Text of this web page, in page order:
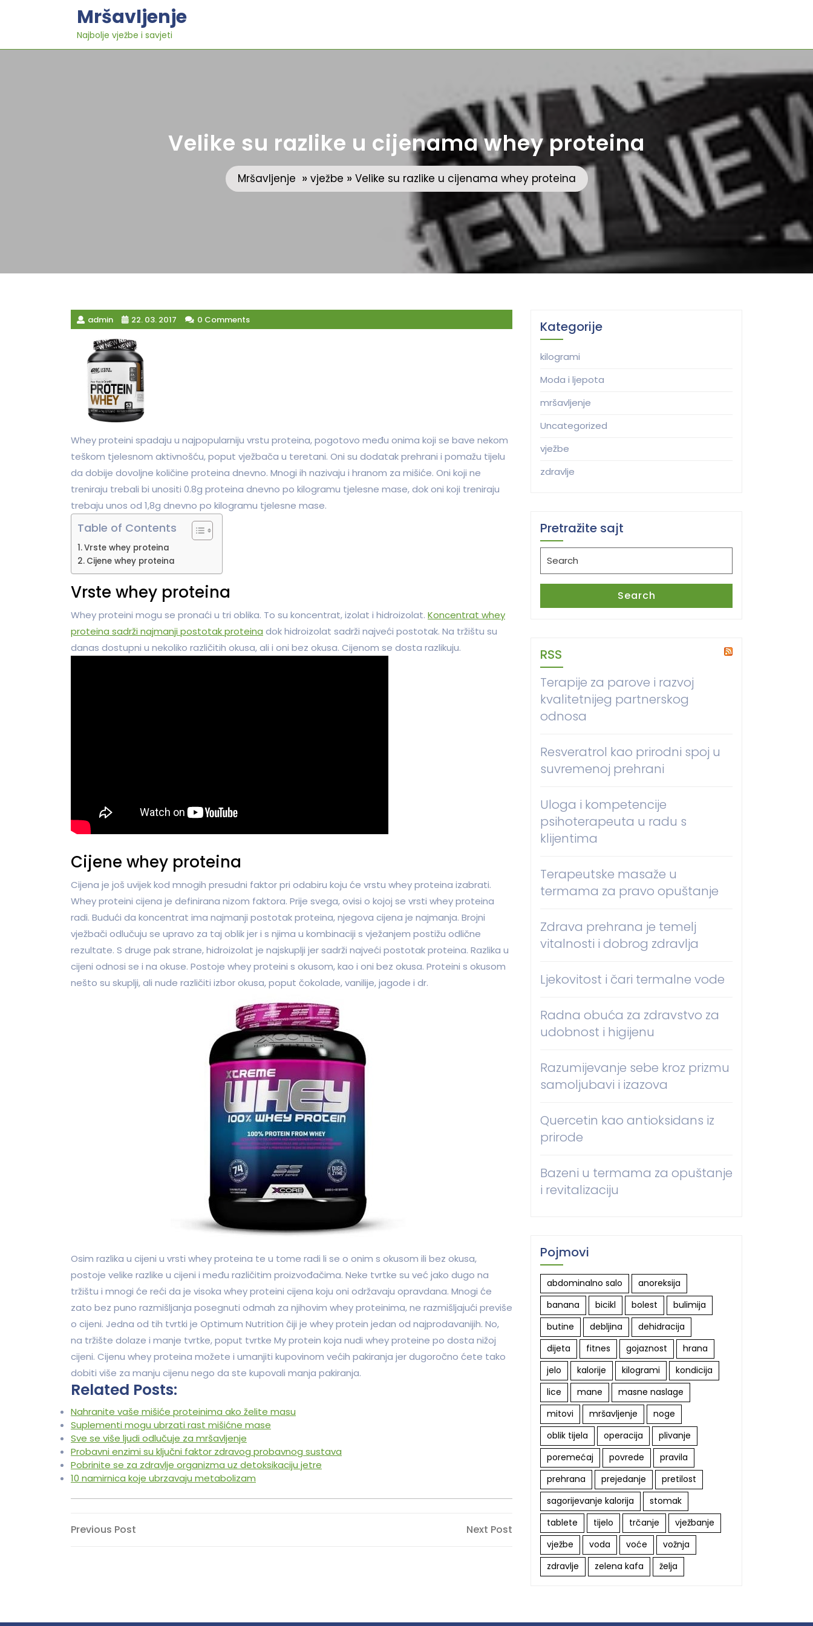
Mršavljenje
Najbolje vježbe i savjeti
Velike su razlike u cijenama whey proteina
Mršavljenje » vježbe » Velike su razlike u cijenama whey proteina
admin 22. 03. 2017 0 Comments
Whey proteini spadaju u najpopularniju vrstu proteina, pogotovo među onima koji se bave nekom
teškom tjelesnom aktivnošću, poput vježbača u teretani. Oni su dodatak prehrani i pomažu tijelu
da dobije dovoljne količine proteina dnevno. Mnogi ih nazivaju i hranom za mišiće. Oni koji ne
treniraju trebali bi unositi 0.8g proteina dnevno po kilogramu tjelesne mase, dok oni koji treniraju
trebaju unos od 1,8g dnevno po kilogramu tjelesne mase.
Table of Contents
Vrste whey proteina
Cijene whey proteina
Vrste whey proteina
Whey proteini mogu se pronaći u tri oblika. To su koncentrat, izolat i hidroizolat. Koncentrat whey
proteina sadrži najmanji postotak proteina dok hidroizolat sadrži najveći postotak. Na tržištu su
danas dostupni u nekoliko različitih okusa, ali i oni bez okusa. Cijenom se dosta razlikuju.
Cijene whey proteina
Cijena je još uvijek kod mnogih presudni faktor pri odabiru koju će vrstu whey proteina izabrati.
Whey proteini cijena je definirana nizom faktora. Prije svega, ovisi o kojoj se vrsti whey proteina
radi. Budući da koncentrat ima najmanji postotak proteina, njegova cijena je najmanja. Brojni
vježbači odlučuju se upravo za taj oblik jer i s njima u kombinaciji s vježanjem postižu odlične
rezultate. S druge pak strane, hidroizolat je najskuplji jer sadrži najveći postotak proteina. Razlika u
cijeni odnosi se i na okuse. Postoje whey proteini s okusom, kao i oni bez okusa. Proteini s okusom
nešto su skuplji, ali nude različiti izbor okusa, poput čokolade, vanilije, jagode i dr.
Osim razlika u cijeni u vrsti whey proteina te u tome radi li se o onim s okusom ili bez okusa,
postoje velike razlike u cijeni i među različitim proizvođačima. Neke tvrtke su već jako dugo na
tržištu i mnogi će reći da je visoka whey proteini cijena koju oni održavaju opravdana. Mnogi će
zato bez puno razmišljanja posegnuti odmah za njihovim whey proteinima, ne razmišljajući previše
o cijeni. Jedna od tih tvrtki je Optimum Nutrition čiji je whey protein jedan od najprodavanijih. No,
na tržište dolaze i manje tvrtke, poput tvrtke My protein koja nudi whey proteine po dosta nižoj
cijeni. Cijenu whey proteina možete i umanjiti kupovinom većih pakiranja jer dugoročno ćete tako
dobiti više za manju cijenu nego da ste kupovali manja pakiranja.
Related Posts:
Nahranite vaše mišiće proteinima ako želite masu
Suplementi mogu ubrzati rast mišićne mase
Sve se više ljudi odlučuje za mršavljenje
Probavni enzimi su ključni faktor zdravog probavnog sustava
Pobrinite se za zdravlje organizma uz detoksikaciju jetre
10 namirnica koje ubrzavaju metabolizam
Navigacija
Previous
Previous Post Next Post
Kategorije
kilogrami
Moda i ljepota
mršavljenje
Uncategorized
vježbe
zdravlje
Pretražite sajt
for:
Search
RSS
Terapije za parove i razvoj
kvalitetnijeg partnerskog
odnosa
Resveratrol kao prirodni spoj u
suvremenoj prehrani
Uloga i kompetencije
psihoterapeuta u radu s
klijentima
Terapeutske masaže u
termama za pravo opuštanje
Zdrava prehrana je temelj
vitalnosti i dobrog zdravlja
Ljekovitost i čari termalne vode
Radna obuća za zdravstvo za
udobnost i higijenu
Razumijevanje sebe kroz prizmu
samoljubavi i izazova
Quercetin kao antioksidans iz
prirode
Bazeni u termama za opuštanje
i revitalizaciju
Pojmovi
abdominalno salo
anoreksija
banana
bicikl bolest
bulimija
butine
debljina
dehidracija
dijeta
fitnes gojaznost
hrana
jelo
kalorije kilogrami
kondicija
lice
mane
masne naslage
mitovi
mršavljenje
noge
oblik tijela
operacija
plivanje
poremećaj
povrede
pravila
prehrana
prejedanje
pretilost
sagorijevanje kalorija
stomak
tablete
tijelo trčanje
vježbanje
vježbe
voda voće
vožnja
zdravlje
zelena kafa želja